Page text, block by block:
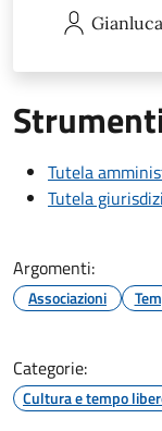
Gianluca
Tutela
Tutela
Argomenti:
Associazioni
Categorie:
Cultura e tempo